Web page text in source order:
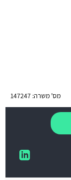
מס' משרה: 147247